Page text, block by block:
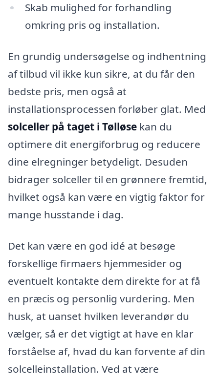
Skab mulighed for forhandling
omkring pris og installation.
En grundig undersøgelse og indhentning
af tilbud vil ikke kun sikre, at du får den
bedste pris, men også at
installationsprocessen forløber glat. Med
solceller på taget i Tølløse kan du
optimere dit energiforbrug og reducere
dine elregninger betydeligt. Desuden
bidrager solceller til en grønnere fremtid,
hvilket også kan være en vigtig faktor for
mange husstande i dag.
Det kan være en god idé at besøge
forskellige firmaers hjemmesider og
eventuelt kontakte dem direkte for at få
en præcis og personlig vurdering. Men
husk, at uanset hvilken leverandør du
vælger, så er det vigtigt at have en klar
forståelse af, hvad du kan forvente af din
solcelleinstallation. Ved at være